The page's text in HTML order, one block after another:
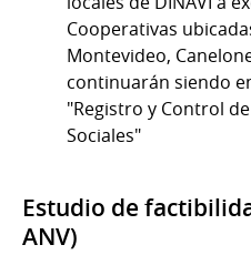
Cooperativas
Montevideo,
continuarán siendo
"Registro y Control
Sociales"
Estudio de
ANV)